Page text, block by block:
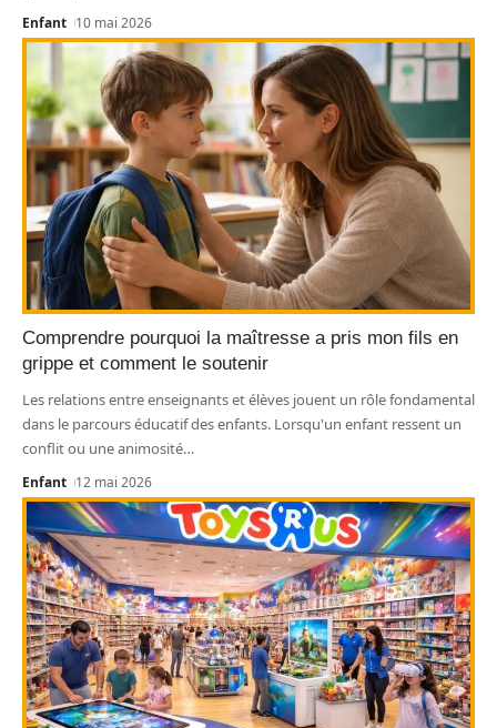
Enfant 10 mai 2026
Comprendre pourquoi la maîtresse a pris mon fils en
grippe et comment le soutenir
Les relations entre enseignants et élèves jouent un rôle fondamental
dans le parcours éducatif des enfants. Lorsqu'un enfant ressent un
conflit ou une animosité…
Enfant 12 mai 2026